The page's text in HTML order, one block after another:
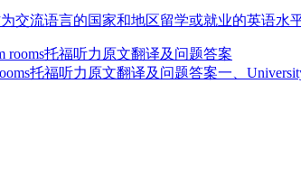
交流语言的国家和地区留学或就业的英语水
rooms托福听力原文翻译及问题答案
托福听力原文翻译及问题答案一、